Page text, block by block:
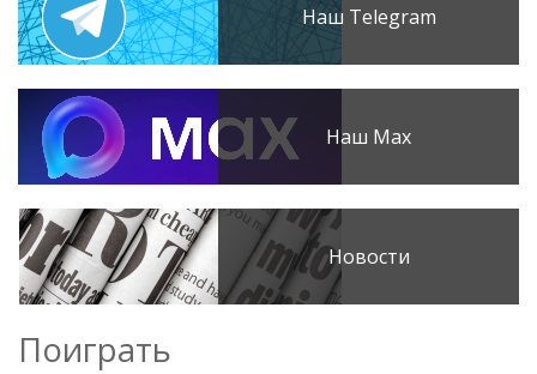
Наш Telegram
Наш Max
Новости
Поиграть